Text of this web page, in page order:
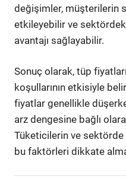
değişimler, müşterilerin
etkileyebilir ve
avantajı sağlayabilir.
Sonuç olarak, tüp
koşullarının etkisiyle
fiyatlar genellikle
arz dengesine bağlı
Tüketicilerin ve
bu faktörleri dikkate